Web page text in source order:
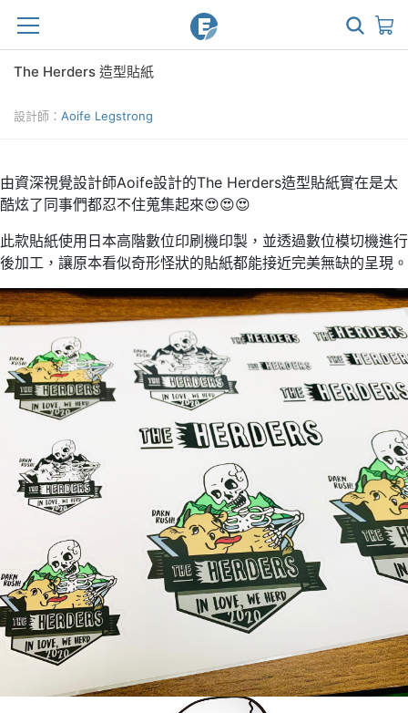
The Herders 造型貼紙
設計師： Aoife Legstrong
由資深視覺設計師Aoife設計的The Herders造型貼紙實在是太
酷炫了同事們都忍不住蒐集起來😍😍😍
此款貼紙使用日本高階數位印刷機印製，並透過數位模切機進行
後加工，讓原本看似奇形怪狀的貼紙都能接近完美無缺的呈現。